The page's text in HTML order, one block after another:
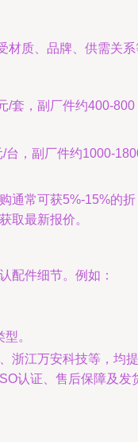
材质、品牌、供需关系
/套，副厂件约400-800
台，副厂件约1000-
通常可获5%-15%的折
取最新报价。
配件细节。例如：
。
浙江万安科技等，均提
认证、售后保障及发